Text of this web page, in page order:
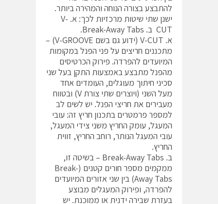
להתבצע בצורה הנוחה והמהירה ביותר.
ישנן שתי שיטות מרכזיות לכך: א. V-
CUT ב. Break-Away Tabs.
א. V-CUT (ידוע גם בשם V-GROOVE) –
מתכננים חריצים על פני הפנל במקומות
המיועדים להפרדה. פירוק הכרטיסים
מהפנל מתבצע באמצעות התקן בעל שני
סכיני חיתוך מעוגלים, העומדים אחד
מעל השני (ויוצרים שתי צורת V) ובטווח
מעבירים את חריצי הפנל. יש לשים לב
למספר פרמטרים בתכנון חריץ זה: עובי
המעגל, עומק החריץ משני צידי המעגל,
עובי המעגל הנותר, רוחב החריץ, זווית
החריץ.
ב. Break-Away Tabs – בשיטה זו,
ממקמים מספר חורים קטנים (Break-
Away Tabs) בין שני אזורים המיועדים
להפרדה, ופירוק המעגלים מבוצע
בעזרת שבירה ידנית או ממוכנת. יש